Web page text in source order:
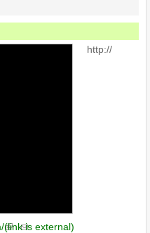
http://
(link is external)